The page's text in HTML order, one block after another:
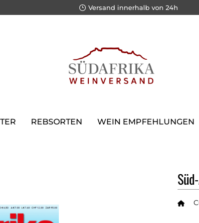
Versand innerhalb von 24h
REBSORTEN WEIN EMPFEHLUNGEN